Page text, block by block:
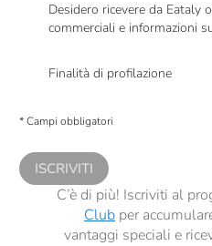
Pulltex
RCR Cristalleria
Salmon & Co
Salsa Natura
Santa Vittoria
Scyavuru
Desidero ricevere da Eataly
commerciali e informazioni
Finalità di profilazione
comunicazioni commerciali
* Campi obbligatori
ISCRIVITI
C’è di più! Iscriviti al
Clubper
vantaggi speciali e